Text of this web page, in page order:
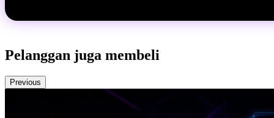
Pelanggan juga membeli
Previous